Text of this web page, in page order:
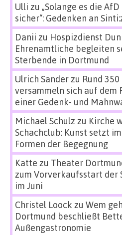
Ulli zu „Solange es die
sicher“: Gedenken an
Danii zu Hospizdienst
Ehrenamtliche begleiten
Sterbende in Dortmund
Ulrich Sanderzu Rund
versammeln sich auf dem
einer Gedenk- und
Michael Schulz zu Kirche
Schachclub: Kunst setzt
Formen der Begegnung
Katte zu Theater
zum Vorverkaufsstart der
im Juni
Christel Loock zu Wem
Dortmund beschließt
Außengastronomie